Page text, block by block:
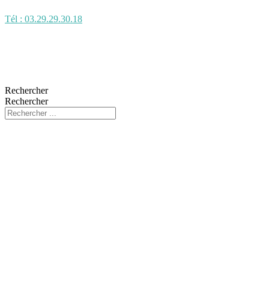
Tél : 03.29.29.30.18
Rechercher
Rechercher